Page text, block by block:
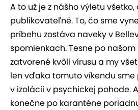
A to už je z nášho výletu
publikovateľné. To, čo sme
príbehu zostáva naveky v
spomienkach. Tesne po
zatvorené kvôli vírusu a my
len vďaka tomuto víkendu
v izolácii v psychickej pohode.
konečne po karanténe